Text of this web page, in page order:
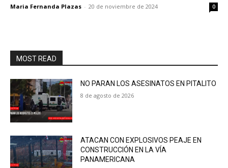
Maria Fernanda Plazas - 20 de noviembre de 2024 0
MOST READ
NO PARAN LOS ASESINATOS EN PITALITO
8 de agosto de 2026
ATACAN CON EXPLOSIVOS PEAJE EN
CONSTRUCCIÓN EN LA VÍA
PANAMERICANA